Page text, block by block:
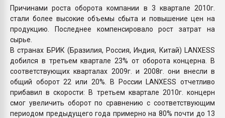
Причинами роста оборота компании в 3 квартале 2010г.
стали более высокие объемы сбыта и повышение цен на
продукцию. Последнее компенсировало рост затрат на
сырье.
В странах БРИК (Бразилия, Россия, Индия, Китай) LANXESS
добился в третьем квартале 23% от оборота концерна. В
соответствующих кварталах 2009г. и 2008г. они внесли в
общий оборот 22 или 20%. В России LANXESS отчетливо
прибавил в скорости: В третьем квартале 2010г. концерн
смог увеличить оборот по сравнению с соответствующим
периодом предыдущего года примерно на 80% почти до 13